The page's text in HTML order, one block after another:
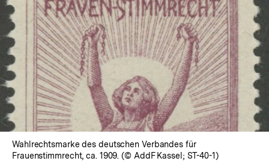
In
Lightbox
Wahlrechtsmarke des deutschen Verbandes für
Frauenstimmrecht, ca. 1909. (© AddF Kassel; ST-40-1)